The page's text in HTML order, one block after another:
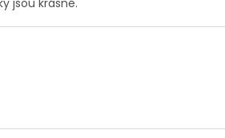
je 4 z 5 hvězdiček.